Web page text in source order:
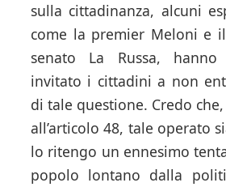
sulla cittadinanza, alcuni
come la premier Meloni e
senato La Russa, hanno
invitato i cittadini a non
di tale questione. Credo
all’articolo 48, tale operato
lo ritengo un ennesimo
popolo lontano dalla